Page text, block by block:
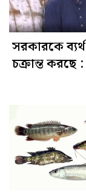
সরকারকে
চক্রান্ত করছে